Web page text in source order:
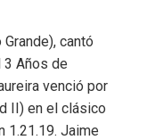
cantó
3 Años de
venció por
II) en el clásico
1.21.19. Jaime